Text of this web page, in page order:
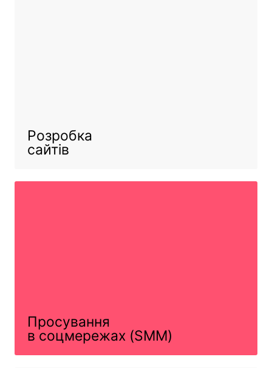
Розробка
сайтів
Просування
в соцмережах (SMM)